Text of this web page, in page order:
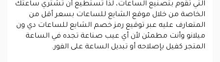
التي تقوم بتصنيع الساعات، لذا تستطيع أن تشتري ساعتك
الخاصة من خلال موقع الشايع للساعات بسعر أقل من
المتعارف عليه عبر توقيع رمز خصم الشايع للساعات دي ون
ميلانو وأنت مطمئن لأن أي عيب صناعة تجده في الساعة
المتجر كفيل بإصلاحه أو تبديل الساعة على الفور.